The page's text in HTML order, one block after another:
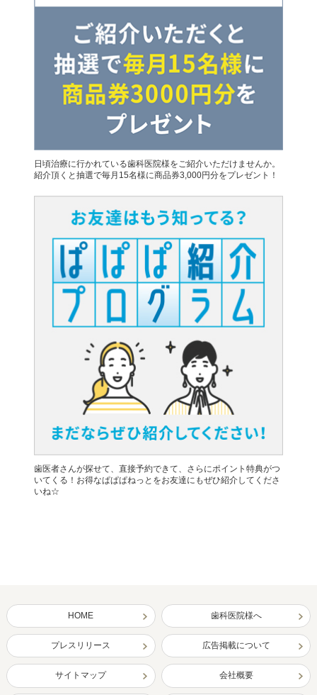
日頃治療に行かれている歯科医院様をご紹介いただけませんか。
紹介頂くと抽選で毎月15名様に商品券3,000円分をプレゼント！
歯医者さんが探せて、直接予約できて、さらにポイント特典がつ
いてくる！お得なぱぱぱねっとをお友達にもぜひ紹介してくださ
いね☆
HOME 歯科医院様へ
プレスリリース 広告掲載について
サイトマップ 会社概要